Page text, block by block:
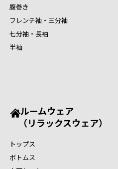
腹巻き
フレンチ袖・三分袖
七分袖・長袖
半袖
ルームウェア
（リラックスウェア）
トップス
ボトムス